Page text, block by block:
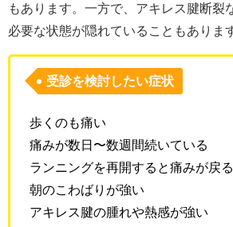
もあります。一方で、アキレス腱断裂
必要な状態が隠れていることもありま
受診を検討したい症状
歩くのも痛い
痛みが数日〜数週間続いている
ランニングを再開すると痛みが戻る
朝のこわばりが強い
アキレス腱の腫れや熱感が強い